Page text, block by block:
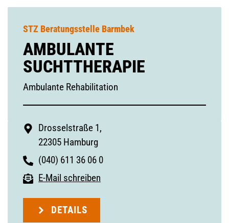
STZ Beratungsstelle Barmbek
AMBULANTE
SUCHTTHERAPIE
Ambulante Rehabilitation
Drosselstraße 1,
22305 Hamburg
(040) 611 36 06 0
E-Mail schreiben
DETAILS